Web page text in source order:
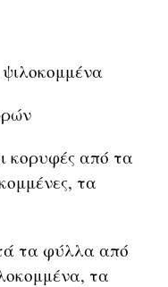
κορυφές από τα
τα
τα φύλλα από
τα